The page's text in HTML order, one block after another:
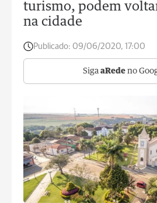
turismo, podem
na cidade
Publicado: 09/06/2020, 17:00
Siga aRede no